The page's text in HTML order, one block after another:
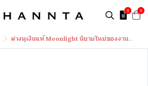
0 0
ต่างหูเงินแท้ Moonlight นิยามใหม่ของงานคราฟต์เงินแท้ 99.99% ที่พับด้วยหัวใจ